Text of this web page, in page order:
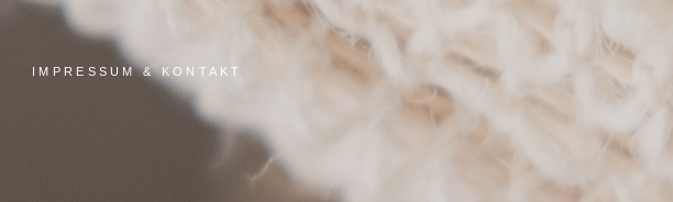
IMPRESSUM & KONTAKT